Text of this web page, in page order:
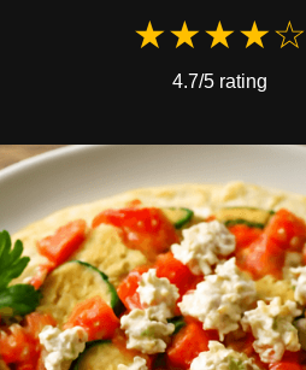
★★★★☆
4.7/5 rating